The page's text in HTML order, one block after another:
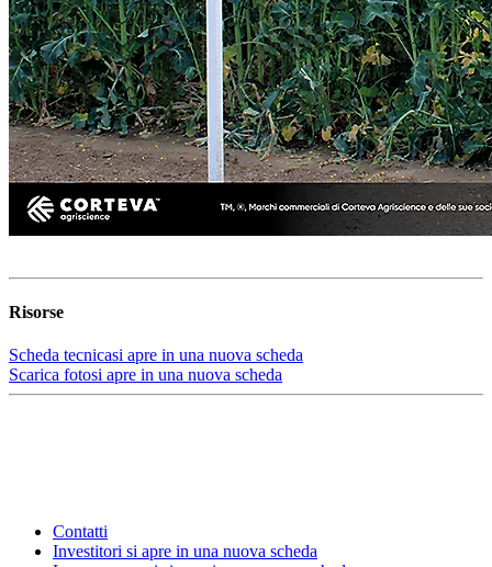
Risorse
Scheda tecnicasi apre in una nuova scheda
Scarica fotosi apre in una nuova scheda
Contatti
Investitori si apre in una nuova scheda